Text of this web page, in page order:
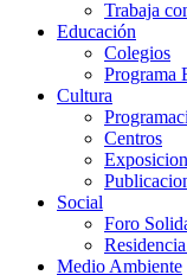
Trabaja
Educación
Colegios
Programa
Cultura
Centros
Social
Foro
Medio Ambiente